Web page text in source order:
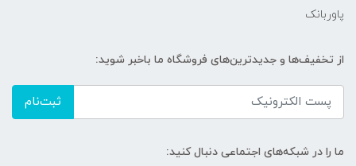
پاوربانک
از تخفیف‌ها و جدیدترین‌های فروشگاه ما باخبر شوید:
ثبت‌نام
ما را در شبکه‌های اجتماعی دنبال کنید: